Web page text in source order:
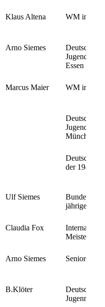
Klaus Altena WM in
Arno Siemes
Deutsche
Essen
Marcus Maier WM in
Deutsche
München
Deutsche
der 19-23-
Ulf Siemes
jährigen
Claudia Fox
Arno Siemes Senioren B
B.Klöter
Deutsche